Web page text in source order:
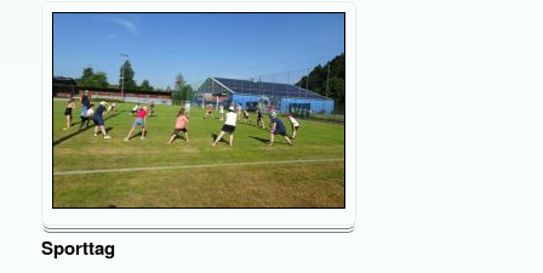
Sporttag